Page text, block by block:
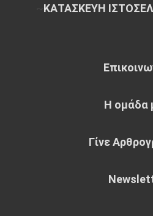
ΚΑΤΑΣΚΕΥΗ
Η ομάδα
Γίνε